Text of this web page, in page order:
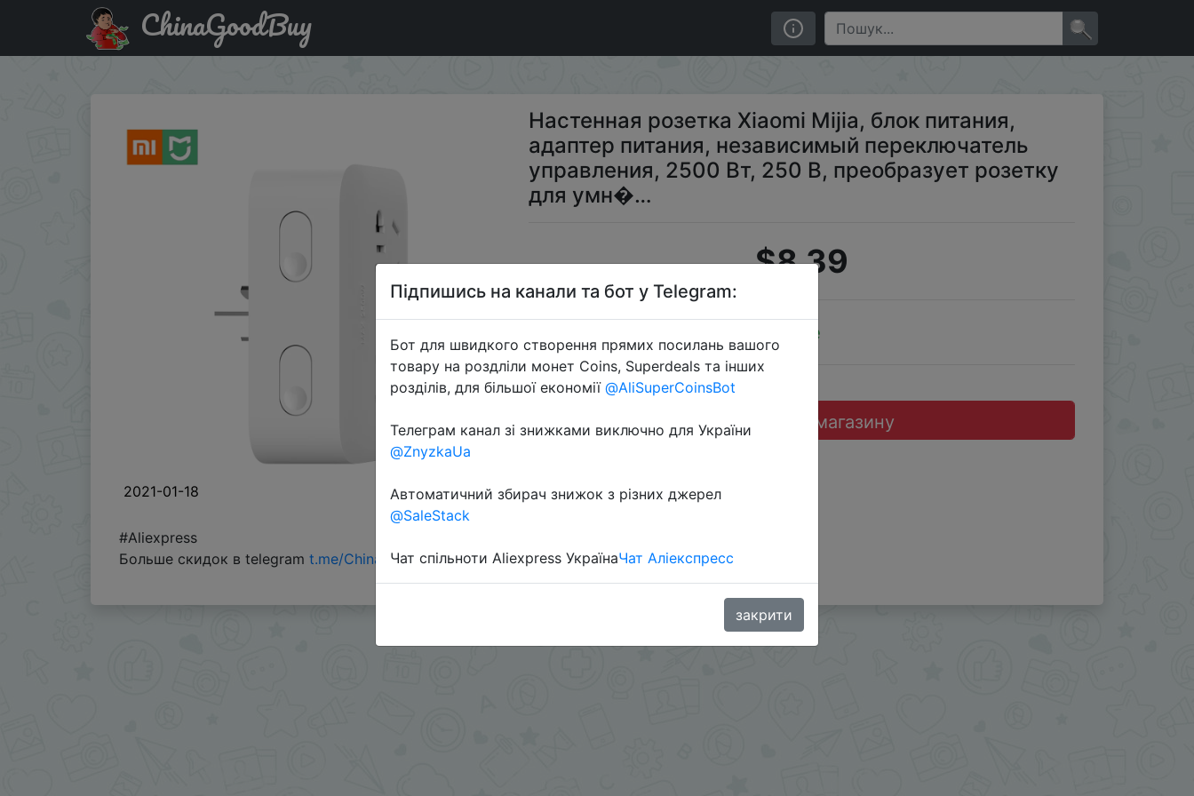
Акція на Настенная розетка Xiaomi Mijia, блок питания, адаптер питания, независимый переключатель управления, 2500 Вт, 250 В, преобразует розетку для умн�…
ChinaGoodBuy
2021-01-18
Настенная розетка Xiaomi Mijia, блок питания,
адаптер питания, независимый переключатель
управления, 2500 Вт, 250 В, преобразует розетку
для умн�…
$8.39
Sale
Перейти до магазину
#Aliexpress
Больше скидок в telegram t.me/ChinaGoodBuy
Підпишись на канали та бот у Telegram:
Бот для швидкого створення прямих посилань вашого
товару на роздліли монет Coins, Superdeals та інших
розділів, для більшої економії @AliSuperCoinsBot
Телеграм канал зі знижками виключно для України
@ZnyzkaUa
Автоматичний збирач знижок з різних джерел
@SaleStack
Чат спільноти Aliexpress УкраїнаЧат Аліекспресс
закрити